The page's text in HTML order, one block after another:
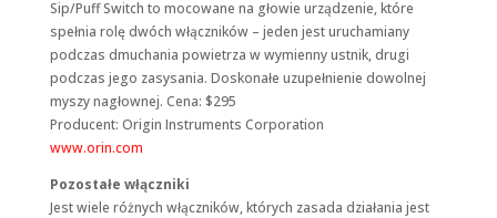
Sip/Puff Switch to mocowane na głowie urządzenie, które
spełnia rolę dwóch włączników – jeden jest uruchamiany
podczas dmuchania powietrza w wymienny ustnik, drugi
podczas jego zasysania. Doskonałe uzupełnienie dowolnej
myszy nagłownej. Cena: $295
Producent: Origin Instruments Corporation
www.orin.com
Pozostałe włączniki
Jest wiele różnych włączników, których zasada działania jest